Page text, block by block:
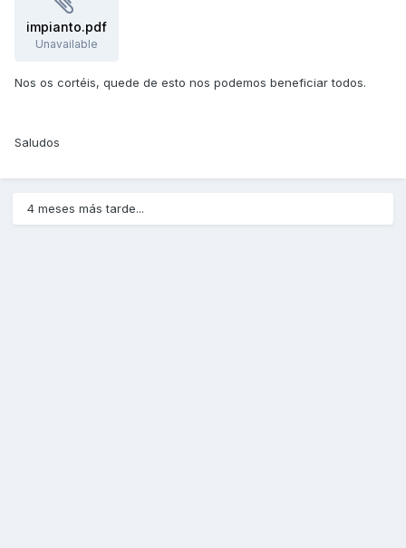
impianto.pdf
Unavailable
Nos os cortéis, quede de esto nos podemos beneficiar todos.
Saludos
4 meses más tarde...